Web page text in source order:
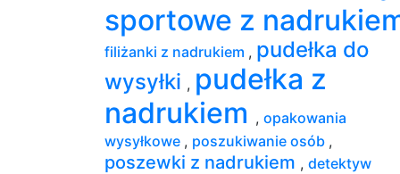
sportowe z
filiżanki z nadrukiem , pudełka do
wysyłki , pudełka z
nadrukiem , opakowania
wysyłkowe , poszukiwanie osób ,
poszewki z nadrukiem , detektyw